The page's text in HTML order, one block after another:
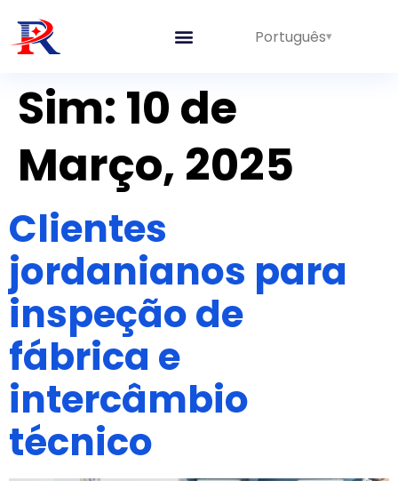
Português
Sim: 10 de
Março, 2025
Clientes
jordanianos para
inspeção de
fábrica e
intercâmbio
técnico